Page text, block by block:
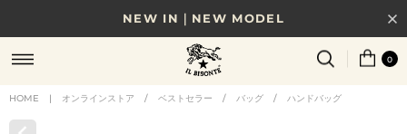
NEW IN｜NEW MODEL
8/17(月)10時まで｜税込11,000円以上で送料無料
贈る相手やシーンから選べる、新しいギフトガイド
0
HOME | オンラインストア / ベストセラー / バッグ / ハンドバッグ